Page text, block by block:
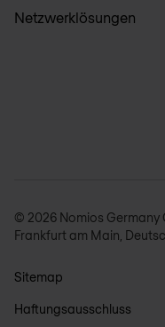
Netzwerklösungen
© 2026 Nomios Germany
Frankfurt am Main,
Sitemap
Haftungsausschluss